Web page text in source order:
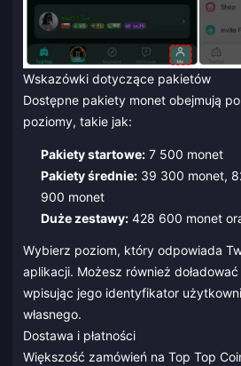
Wskazówki dotyczące pakietów
Dostępne pakiety monet obejmują
poziomy, takie jak:
Pakiety startowe:7 500 monet
Pakiety średnie:39 300 monet,
900 monet
Duże zestawy:428 600 monet
Wybierz poziom, który odpowiada
aplikacji. Możesz również
wpisując jego identyfikator
własnego.
Dostawa i płatności
Większość zamówień na Top Top